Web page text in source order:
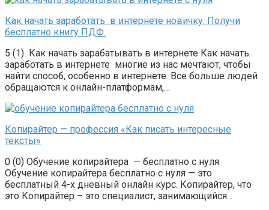
Как начать заработать в интернете новичку. Получи
бесплатно книгу ПДФ.
5 (1) Как начать зарабатывать в интернете Как начать
заработать в интернете многие из нас мечтают, чтобы
найти способ, особенно в интернете. Все больше людей
обращаются к онлайн-платформам,…
Копирайтер — профессия «Как писать интересные
тексты»
0 (0) Обучение копирайтера — бесплатно с нуля
Обучение копирайтера бесплатно с нуля — это
бесплатный 4-х дневный онлайн курс. Копирайтер, что
это Копирайтер – это специалист, занимающийся…